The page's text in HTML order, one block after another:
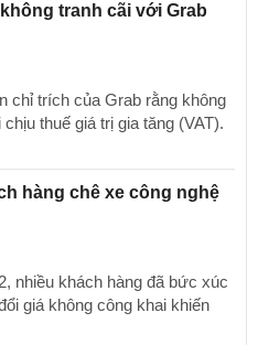
tranh cãi với Grab
chỉ trích của Grab rằng không
thuế giá trị gia tăng (VAT).
hàng chê xe công nghệ
nhiều khách hàng đã bức xúc
giá không công khai khiến